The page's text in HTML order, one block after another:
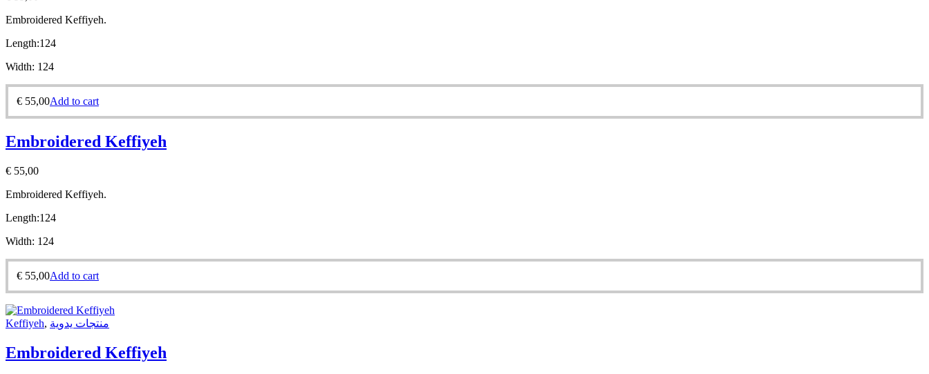
Embroidered Keffiyeh.
Length:124
Width: 124
€ 55,00Add to cart
Embroidered Keffiyeh
€ 55,00
Embroidered Keffiyeh.
Length:124
Width: 124
€ 55,00Add to cart
Keffiyeh, منتجات يدوية
Embroidered Keffiyeh